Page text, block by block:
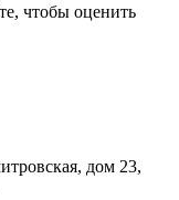
чтобы оценить
дом 23,